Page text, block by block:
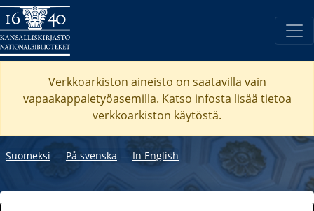
Verkkoarkiston aineisto on saatavilla vain
vapaakappaletyöasemilla. Katso infosta lisää tietoa
verkkoarkiston käytöstä.
Suomeksi ― På svenska ―In English